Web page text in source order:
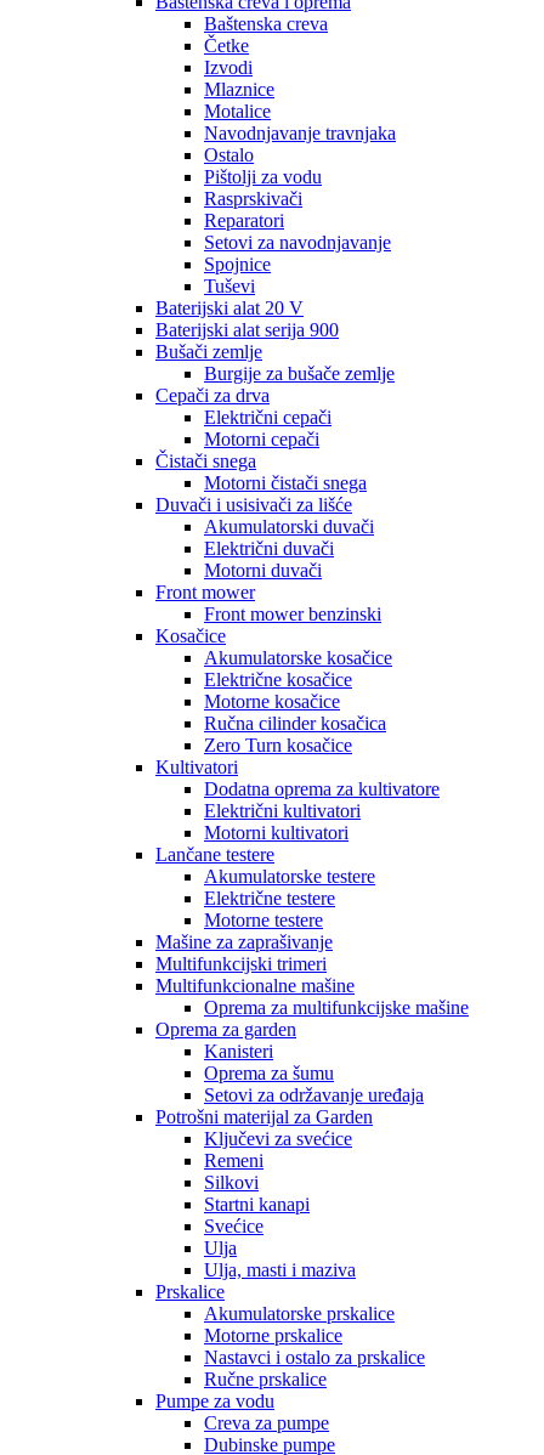
Baštenska creva
Četke
Izvodi
Mlaznice
Motalice
Navodnjavanje travnjaka
Ostalo
Pištolji za vodu
Rasprskivači
Reparatori
Setovi za navodnjavanje
Spojnice
Tuševi
Baterijski alat 20 V
Baterijski alat serija 900
Bušači zemlje
Burgije za bušače zemlje
Cepači za drva
Električni cepači
Motorni cepači
Čistači snega
Motorni čistači snega
Duvači i usisivači za lišće
Akumulatorski duvači
Električni duvači
Motorni duvači
Front mower
Front mower benzinski
Kosačice
Akumulatorske kosačice
Električne kosačice
Motorne kosačice
Ručna cilinder kosačica
Zero Turn kosačice
Kultivatori
Dodatna oprema za kultivatore
Električni kultivatori
Motorni kultivatori
Lančane testere
Akumulatorske testere
Električne testere
Motorne testere
Mašine za zaprašivanje
Multifunkcijski trimeri
Multifunkcionalne mašine
Oprema za multifunkcijske mašine
Oprema za garden
Kanisteri
Oprema za šumu
Setovi za održavanje uređaja
Potrošni materijal za Garden
Ključevi za svećice
Remeni
Silkovi
Startni kanapi
Svećice
Ulja
Ulja, masti i maziva
Prskalice
Akumulatorske prskalice
Motorne prskalice
Nastavci i ostalo za prskalice
Ručne prskalice
Pumpe za vodu
Creva za pumpe
Dubinske pumpe